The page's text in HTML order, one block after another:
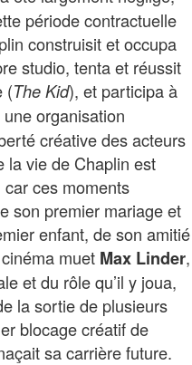
période contractuelle
construisit et occupa
studio, tenta et réussit
(The Kid), et participa à
une organisation
créative des acteurs
la vie de Chaplin est
ces moments
son premier mariage et
enfant, de son amitié
muet Max Linder,
et du rôle qu’il y joua,
la sortie de plusieurs
blocage créatif de
sa carrière future.